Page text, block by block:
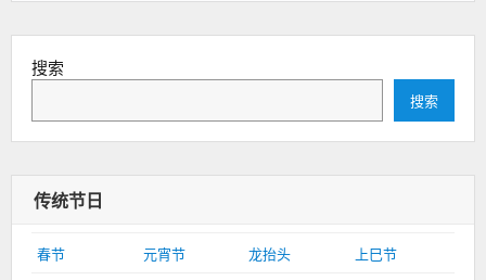
搜索
搜索
传统节日
春节 元宵节 龙抬头
上巳节